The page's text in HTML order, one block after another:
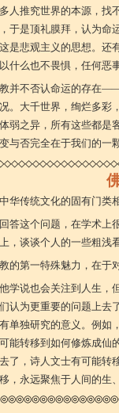
人推究世界的本源，找
于是顶礼膜拜，认为命
是悲观主义的思想。还
什么也不畏惧，任何恶
并不否认命运的存在
。大千世界，绚烂多彩
弱之异，所有这些都是
与否完全在于我们的一
华传统文化的固有门类
答这个问题，在学术上
，谈谈个人的一些粗浅
的第一特殊魅力，在于
学说也会关注到人生，
认为更重要的问题上去
单独研究的意义。例如
能转移到如何修炼成仙
了，诗人文士有可能转
，永远聚焦于人间的生